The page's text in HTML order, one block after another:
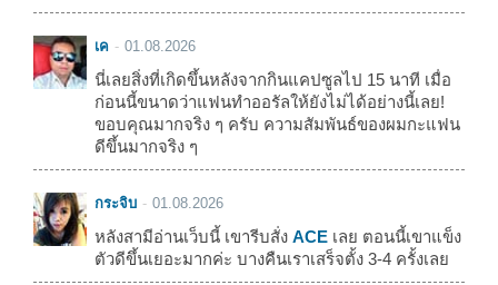
เค 01.08.2026
นี่เลยสิ่งที่เกิดขึ้นหลังจากกินแคปซูลไป 15 นาที เมื่อ
ก่อนนี้ขนาดว่าแฟนทำออรัลให้ยังไม่ได้อย่างนี้เลย!
ขอบคุณมากจริง ๆ ครับ ความสัมพันธ์ของผมกะแฟน
ดีขึ้นมากจริง ๆ
กระจิบ 01.08.2026
หลังสามีอ่านเว็บนี้ เขารีบสั่ง ACE เลย ตอนนี้เขาแข็ง
ตัวดีขึ้นเยอะมากค่ะ บางคืนเราเสร็จตั้ง 3-4 ครั้งเลย